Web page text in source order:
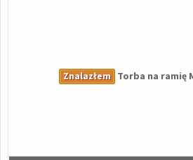
Znalazłem Torba na ramię